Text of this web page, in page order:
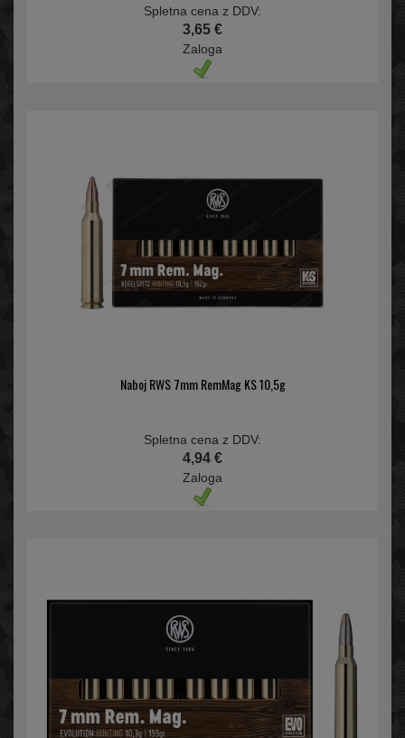
Spletna cena z DDV:
3,65 €
Zaloga
Naboj RWS 7mm RemMag KS 10,5g
Spletna cena z DDV:
4,94 €
Zaloga